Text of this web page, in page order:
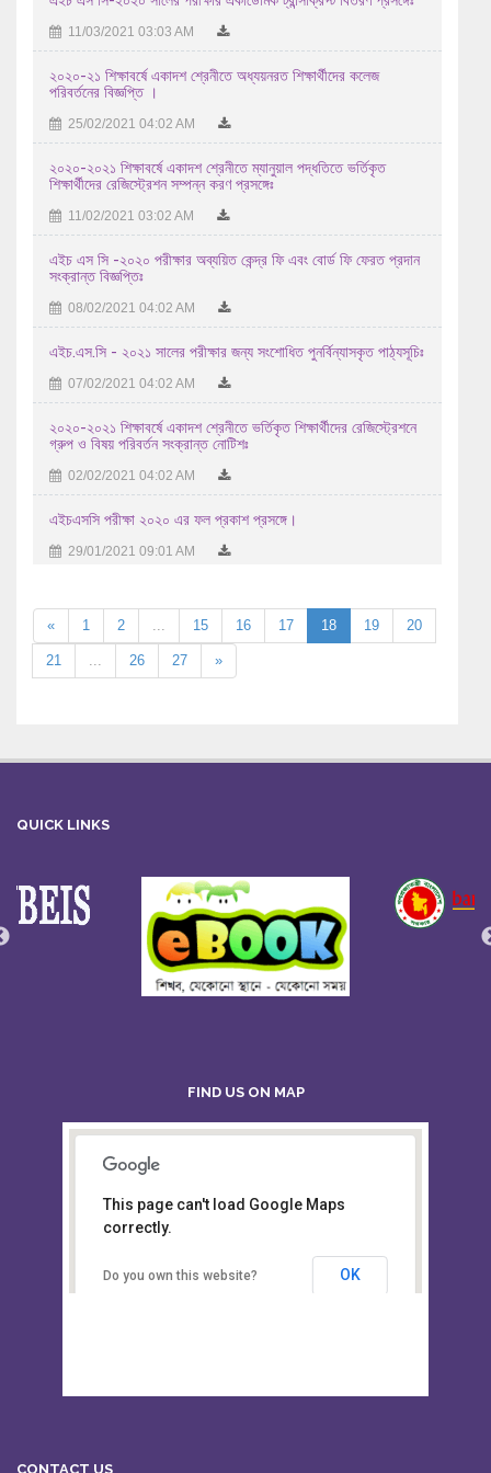
18/07/2026 01:07 AM
এইচএসসি পরীক্ষা -২০২৬ এর আগামী ১৮/৭/২০২৬ তারিখ শনিবার ...
17/07/2026 09:07 AM
এইচ এস সি-২০২৬ সালের পরীক্ষকের তালিকা (বিষয়ঃ ইংরেজি ১ম ...
15/07/2026 11:07 AM
এইচ এস সি-২০২৬ সালের পরীক্ষকের তালিকা (বিষয়ঃ বাংলা ২য় পত্র ...
13/07/2026 11:07 AM
২০২৫-২০২৬ শিক্ষাবর্ষে উচ্চ মাধ্যমিক পর্যায়ে অধ্যয়নরত ...
04/08/2026 11:08 AM
11/03/2021 03:03 AM
২০২০-২১ শিক্ষাবর্ষে একাদশ শ্রেনীতে অধ্যয়নরত শিক্ষার্থীদের কলেজ
পরিবর্তনের বিজ্ঞপ্তি ।
25/02/2021 04:02 AM
২০২০-২০২১ শিক্ষাবর্ষে একাদশ শ্রেনীতে ম্যানুয়াল পদ্ধতিতে ভর্তিকৃত
শিক্ষার্থীদের রেজিস্ট্রেশন সম্পন্ন করণ প্রসঙ্গেঃ
11/02/2021 03:02 AM
এইচ এস সি -২০২০ পরীক্ষার অব্যয়িত কেন্দ্র ফি এবং বোর্ড ফি ফেরত প্রদান
সংক্রান্ত বিজ্ঞপ্তিঃ
08/02/2021 04:02 AM
এইচ.এস.সি - ২০২১ সালের পরীক্ষার জন্য সংশোধিত পুনর্বিন্যাসকৃত পাঠ্যসূচিঃ
07/02/2021 04:02 AM
২০২০-২০২১ শিক্ষাবর্ষে একাদশ শ্রেনীতে ভর্তিকৃত শিক্ষার্থীদের রেজিস্ট্রেশনে
গ্রুপ ও বিষয় পরিবর্তন সংক্রান্ত নোটিশঃ
02/02/2021 04:02 AM
এইচএসসি পরীক্ষা ২০২০ এর ফল প্রকাশ প্রসঙ্গে।
29/01/2021 09:01 AM
« 1 2 15 16 17 18 19 20
21 26 27 »
QUICK LINKS
FIND US ON MAP
Board of Intermediate &
Secondary Education, Alampur,
This page can't load Google Maps
correctly.
Do you own this website? OK
CONTACT US